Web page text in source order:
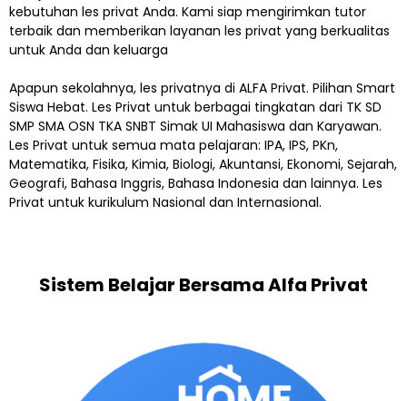
kebutuhan les privat Anda. Kami siap mengirimkan tutor
terbaik dan memberikan layanan les privat yang berkualitas
untuk Anda dan keluarga
Apapun sekolahnya, les privatnya di ALFA Privat. Pilihan Smart
Siswa Hebat. Les Privat untuk berbagai tingkatan dari TK SD
SMP SMA OSN TKA SNBT Simak UI Mahasiswa dan Karyawan.
Les Privat untuk semua mata pelajaran: IPA, IPS, PKn,
Matematika, Fisika, Kimia, Biologi, Akuntansi, Ekonomi, Sejarah,
Geografi, Bahasa Inggris, Bahasa Indonesia dan lainnya. Les
Privat untuk kurikulum Nasional dan Internasional.
Sistem Belajar Bersama Alfa Privat